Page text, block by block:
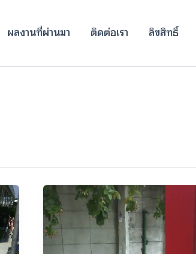
ผลงานที่ผ่านมา ติดต่อเรา ลิขสิทธิ์